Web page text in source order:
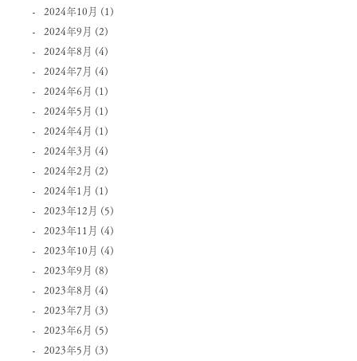
2024年10月 (1)
2024年9月 (2)
2024年8月 (4)
2024年7月 (4)
2024年6月 (1)
2024年5月 (1)
2024年4月 (1)
2024年3月 (4)
2024年2月 (2)
2024年1月 (1)
2023年12月 (5)
2023年11月 (4)
2023年10月 (4)
2023年9月 (8)
2023年8月 (4)
2023年7月 (3)
2023年6月 (5)
2023年5月 (3)